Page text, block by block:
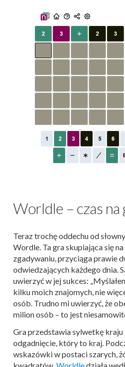
Worldle – czas na
Teraz trochę oddechu od
Wordle. Ta gra skupiająca się
zgadywaniu, przyciąga prawie
odwiedzających każdego dnia.
uwierzyć w jej sukces:
kilku moich znajomych, nie
osób. Trudno mi uwierzyć, że
milion osób – to jest
Gra przedstawia sylwetkę kraju
odgadnięcie, który to kraj.
wskazówki w postaci szarych,